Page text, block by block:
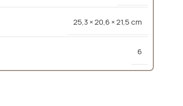
25,3 × 20,6 × 21,5 cm
6